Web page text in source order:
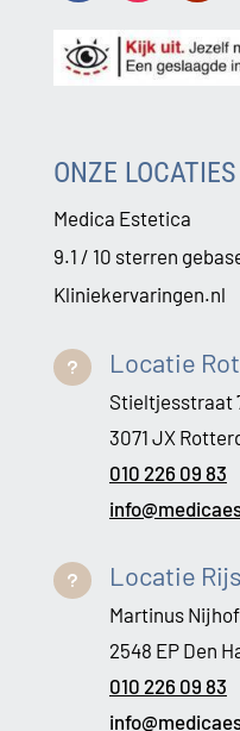
ONZE LOCATIES
Medica Estetica
9.1 / 10 sterren
Kliniekervaringen.nl
u Locatie
Stieltjesstraat
3071 JX
010 226 09 83
u Locatie
Martinus
2548 EP Den
010 226 09 83